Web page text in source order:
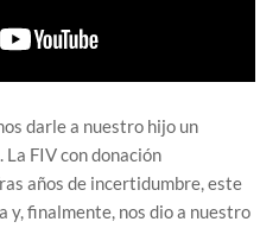
darle a nuestro hijo un
FIV con donación
años de incertidumbre, este
y, finalmente, nos dio a nuestro